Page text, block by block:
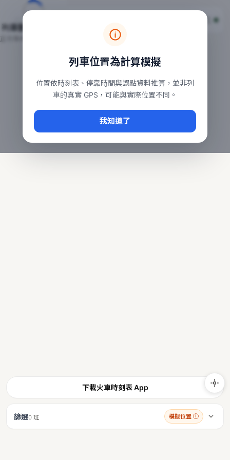
台鐵列車即時位置地圖
本頁顯示目前全台鐵運行中的列車位置，涵蓋自強、普悠瑪、
常用查詢：
、台中車站即時動態
台鐵即時動態
下載火車時刻表 App
篩選0 班 模擬位置 ⓘ
列車位置為計算模擬
位置依時刻表、停靠時間與誤點資料推算，並非列
車的真實 GPS，可能與實際位置不同。
我知道了
列車動態載入中…